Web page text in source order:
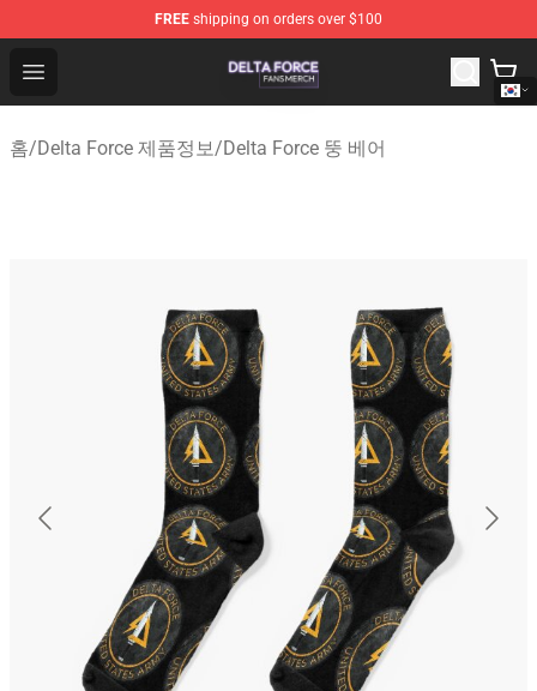
FREE shipping on orders over $100
Open menu
Delta Force Shop - Official Delta Force Merchandise
홈/Delta Force 제품정보/Delta Force 뚱 베어